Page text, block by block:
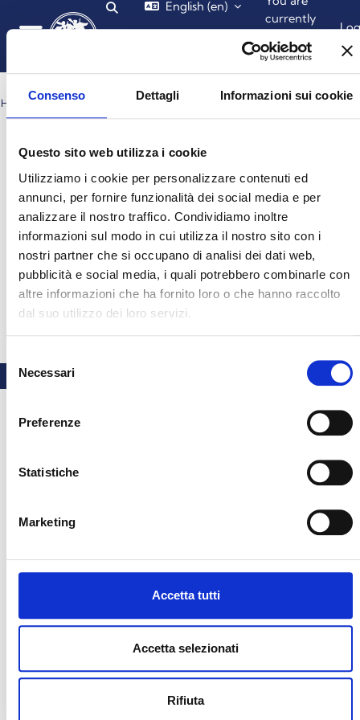
Consenso Dettagli Informazioni sui cookie
Questo sito web utilizza i cookie
Utilizziamo i cookie per personalizzare contenuti ed
annunci, per fornire funzionalità dei social media e per
analizzare il nostro traffico. Condividiamo inoltre
informazioni sul modo in cui utilizza il nostro sito con i
nostri partner che si occupano di analisi dei dati web,
pubblicità e social media, i quali potrebbero combinarle con
altre informazioni che ha fornito loro o che hanno raccolto
dal suo utilizzo dei loro servizi.
delNecessari
Preferenze
Statistiche
Marketing
Accetta tutti
Accetta selezionati
Rifiuta
Skip to main content Toggle search input
English ‎(en)‎
currently
guest
access
in
HOME SITE PAGES TAGS CH4_ELASCAL3
Blocks
Blocks
Blocks
Blocks
ch4_elascal3
No results for "ch4_elascal3"
Get the mobile app
© 2025 - Universita' degli Studi "Magna Græcia" di Catanzaro
Campus Universitario "Salvatore Venuta"
Viale Europa - Localitá Germaneto (88100) CATANZARO - Tel.
+39 0961-3694001 (centralino)